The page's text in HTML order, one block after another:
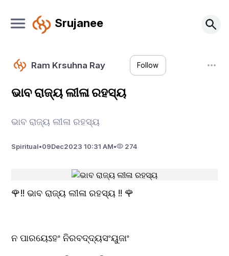
Srujanee
Ram Krsuhna Ray Follow
ଭାବ ରାଜ୍ୟ ଲୀଳା ରହସ୍ୟ
ଭାବ ରାଜ୍ୟ ଲୀଳା ରହସ୍ୟ
Spiritual•09Dec2023 10:31 AM• 274
🌹!! ଭାବ ରାଜ୍ୟ ଲୀଳା ରହସ୍ୟ !! 🌹
ନ ପାରୟେऽହଂ ନିରବଦ୍ଦ୍ୟସଂୟୁଜାଂ